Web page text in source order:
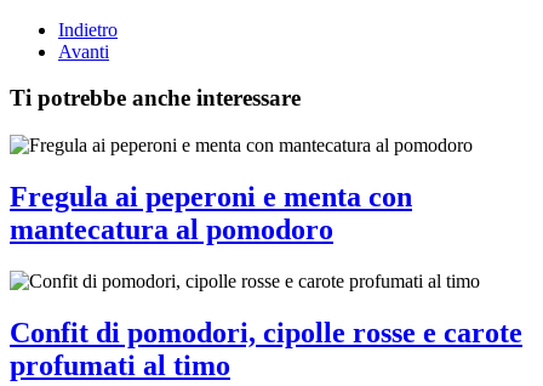
Indietro
Avanti
Ti potrebbe anche interessare
Fregula ai peperoni e menta con
mantecatura al pomodoro
Confit di pomodori, cipolle rosse e carote
profumati al timo